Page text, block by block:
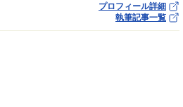
プロフィール詳細
執筆記事一覧